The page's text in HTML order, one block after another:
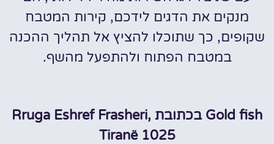
מנקים את הדגים לידכם, קירות המטבח
שקופים, כך שתוכלו להציץ אל תהליך ההכנה
במטבח הפתוח ולהתפעל מהשף.
Gold fish בכתובת Rruga Eshref Frasheri,
Tiranë 1025